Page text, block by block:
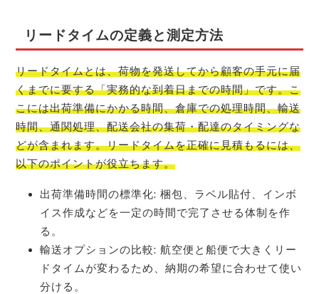
リードタイムの定義と測定方法
リードタイムとは、荷物を発送してから顧客の手元に届
くまでに要する「実務的な到着日までの時間」です。こ
こには出荷準備にかかる時間、倉庫での処理時間、輸送
時間、通関処理、配送会社の集荷・配達のタイミングな
どが含まれます。リードタイムを正確に見積もるには、
以下のポイントが役立ちます。
出荷準備時間の標準化: 梱包、ラベル貼付、インボ
イス作成などを一定の時間で完了させる体制を作
る。
輸送オプションの比較: 航空便と船便で大きくリー
ドタイムが変わるため、納期の希望に合わせて使い
分ける。